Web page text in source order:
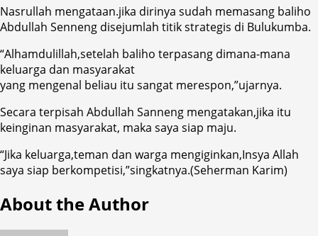
Nasrullah mengataan.jika dirinya sudah memasang baliho
Abdullah Senneng disejumlah titik strategis di Bulukumba.
“Alhamdulillah,setelah baliho terpasang dimana-mana
keluarga dan masyarakat
yang mengenal beliau itu sangat merespon,”ujarnya.
Secara terpisah Abdullah Sanneng mengatakan,jika itu
keinginan masyarakat, maka saya siap maju.
“Jika keluarga,teman dan warga mengiginkan,Insya Allah
saya siap berkompetisi,”singkatnya.(Seherman Karim)
About the Author